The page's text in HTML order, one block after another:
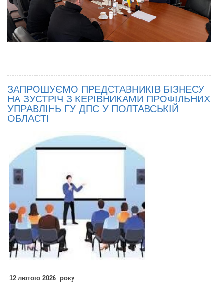
ЗАПРОШУЄМО ПРЕДСТАВНИКІВ БІЗНЕСУ
НА ЗУСТРІЧ З КЕРІВНИКАМИ ПРОФІЛЬНИХ
УПРАВЛІНЬ ГУ ДПС У ПОЛТАВСЬКІЙ
ОБЛАСТІ
12 лютого 2026 року